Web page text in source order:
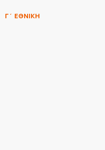
Γ΄ ΕΘΝΙΚΗ